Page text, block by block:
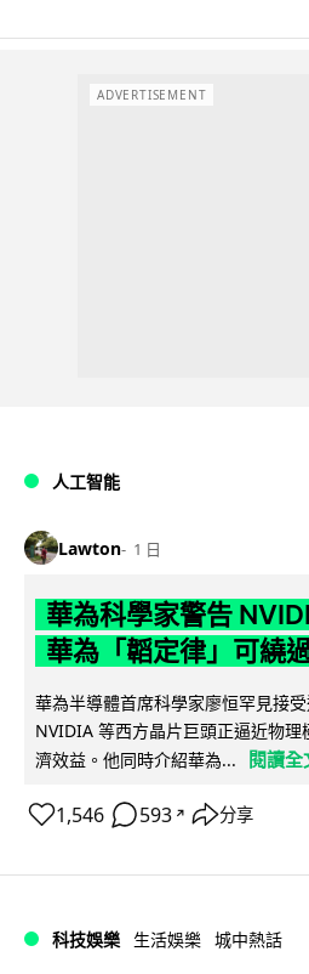
ADVERTISEMENT
人工智能
Lawton 1 日
華為科學家警告
華為「韜定律」可繞
華為半導體首席科學家廖恒罕見接
NVIDIA 等西方晶片巨頭正逼近物
濟效益。他同時介紹華為...
閱讀全
1,546 593 ↗ 分享
科技娛樂 生活娛樂 城中熱話